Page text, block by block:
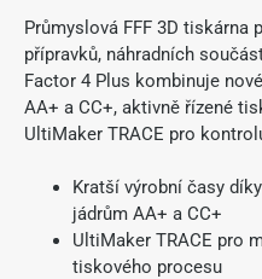
Průmyslová FFF 3D tiskárna
přípravků, náhradních
Factor 4 Plus kombinuje
AA+ a CC+, aktivně řízené
UltiMaker TRACE pro
Kratší výrobní časy
jádrům AA+ a CC+
UltiMaker TRACE pro
tiskového procesu